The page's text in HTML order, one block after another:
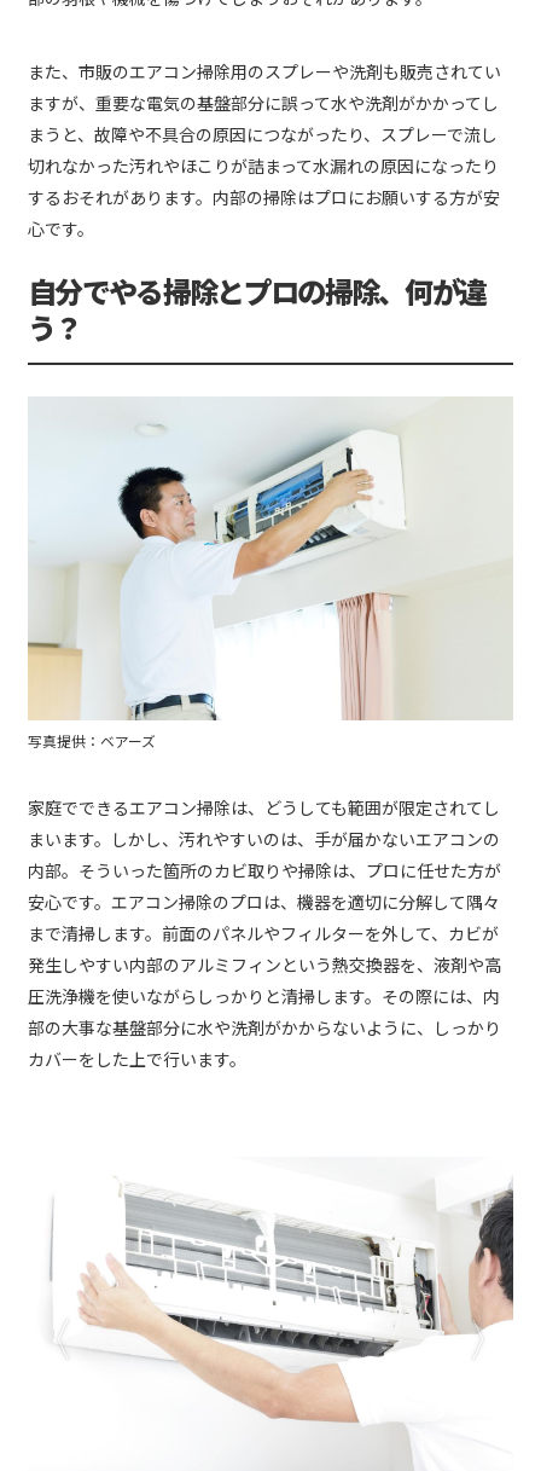
また、市販のエアコン掃除用のスプレーや洗剤も販売されてい
ますが、重要な電気の基盤部分に誤って水や洗剤がかかってし
まうと、故障や不具合の原因につながったり、スプレーで流し
切れなかった汚れやほこりが詰まって水漏れの原因になったり
するおそれがあります。内部の掃除はプロにお願いする方が安
心です。
自分でやる掃除とプロの掃除、何が違
う？
写真提供：ベアーズ
家庭でできるエアコン掃除は、どうしても範囲が限定されてし
まいます。しかし、汚れやすいのは、手が届かないエアコンの
内部。そういった箇所のカビ取りや掃除は、プロに任せた方が
安心です。エアコン掃除のプロは、機器を適切に分解して隅々
まで清掃します。前面のパネルやフィルターを外して、カビが
発生しやすい内部のアルミフィンという熱交換器を、液剤や高
圧洗浄機を使いながらしっかりと清掃します。その際には、内
部の大事な基盤部分に水や洗剤がかからないように、しっかり
カバーをした上で行います。